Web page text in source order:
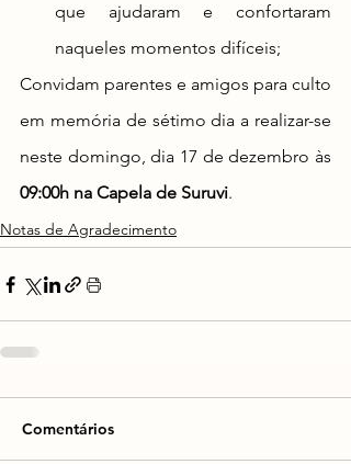
que ajudaram e confortaram
naqueles momentos difíceis;
Convidam parentes e amigos para culto
em memória de sétimo dia a realizar-se
09:00h na Capela de Suruvi.
Notas de Agradecimento
Comentários